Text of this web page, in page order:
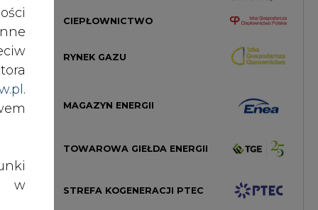
.
w
i
z
o
z
CIEPŁOWNICTWO
RYNEK GAZU
MAGAZYN ENERGII
TOWAROWA GIEŁDA ENERGII
STREFA KOGENERACJI PTEC